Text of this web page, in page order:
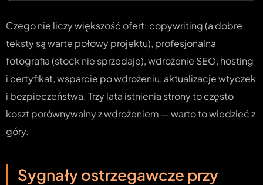
Czego nie liczy większość ofert: copywriting (a dobre
teksty są warte połowy projektu), profesjonalna
fotografia (stock nie sprzedaje), wdrożenie SEO, hosting
i certyfikat, wsparcie po wdrożeniu, aktualizacje wtyczek
i bezpieczeństwa. Trzy lata istnienia strony to często
koszt porównywalny z wdrożeniem — warto to wiedzieć z
góry.
Sygnały ostrzegawcze przy